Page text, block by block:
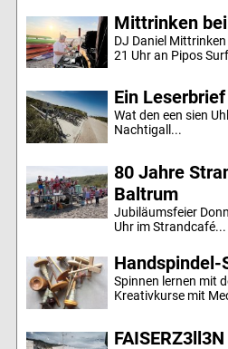
Mittrinken
DJ Daniel
21 Uhr an Pipos
Ein
Wat den een sien
Nachtigall...
80 Jahre
Baltrum
Jubiläumsfeier
Uhr im Strandcafé...
Handspindel-
Spinnen lernen mit
Kreativkurse mit